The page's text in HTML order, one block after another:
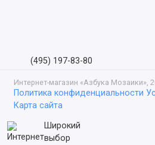
(495) 197-83-80
Интернет-магазин «Азбука Мозаики»,
Политика конфиденциальности
Карта сайта
Широкий
выбор